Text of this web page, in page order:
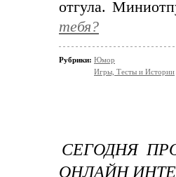
отгула.
тебя?
Рубрики: Юмор
Игры, Тесты и Истории
СЕГОДНЯ
ОНЛАЙН